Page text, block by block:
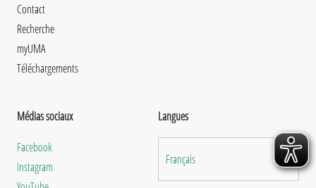
Contact
Recherche
myUMA
Téléchargements
Médias sociaux
Facebook
Instagram
Langues
Français